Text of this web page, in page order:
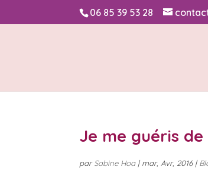
06 85 39 53 28
Je me guéris
parSabine Hoa| mar, Avr, 2016|